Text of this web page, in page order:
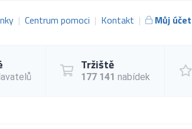
Centrum pomoci Kontakt Můj účet
Tržiště
177 141 nabídek